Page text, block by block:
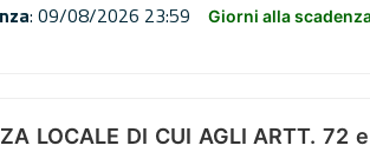
: 09/08/2026 23:59 Giorni alla
LOCALE DI CUI AGLI ARTT. 72